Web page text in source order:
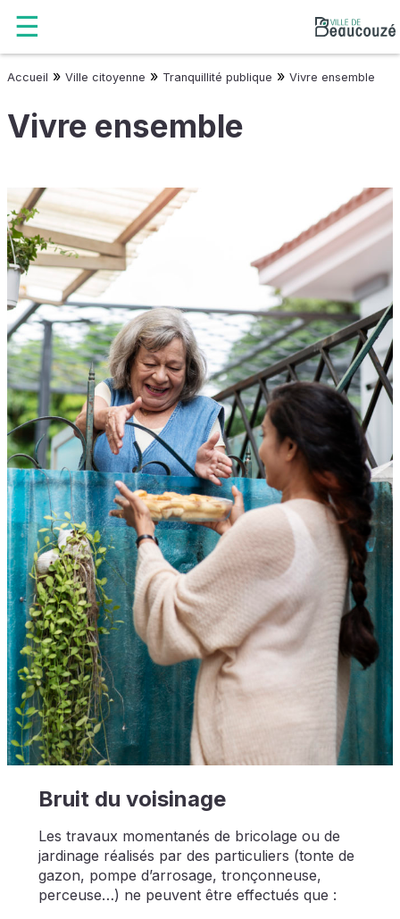
Accueil » Ville citoyenne » Tranquillité publique » Vivre ensemble
Vivre ensemble
Bruit du voisinage
Les travaux momentanés de bricolage ou de
jardinage réalisés par des particuliers (tonte de
gazon, pompe d’arrosage, tronçonneuse,
perceuse…) ne peuvent être effectués que :